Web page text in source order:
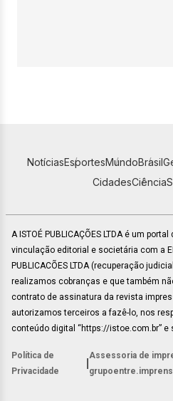
NotíciasEsportesMundoBrasil
CidadesCiência
A ISTOÉ PUBLICAÇÕES LTDA é um
vinculação editorial e societária com a
PUBLICACÕES LTDA (recuperação
realizamos cobranças e que também
contrato de assinatura da revista
autorizamos terceiros a fazê-lo, nos
conteúdo digital “https://istoe.com.br”
Política de
Privacidade
Assessoria de